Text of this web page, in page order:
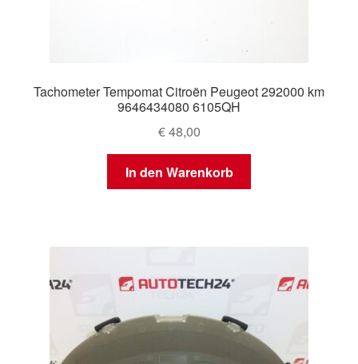
Tachometer Tempomat Citroën Peugeot 292000 km
9646434080 6105QH
€48,00
In den Warenkorb